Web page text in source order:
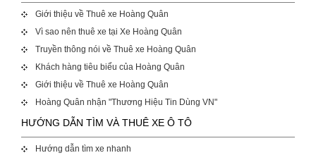
Giới thiệu về Thuê xe Hoàng Quân
Vì sao nên thuê xe tại Xe Hoàng Quân
Truyền thông nói về Thuê xe Hoàng Quân
Khách hàng tiêu biểu của Hoàng Quân
Giới thiệu về Thuê xe Hoàng Quân
Hoàng Quân nhận "Thương Hiệu Tin Dùng VN"
HƯỚNG DẪN TÌM VÀ THUÊ XE Ô TÔ
Hướng dẫn tìm xe nhanh